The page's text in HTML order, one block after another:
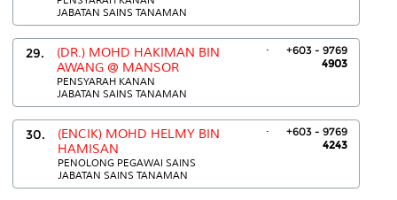
JABATAN SAINS TANAMAN
29.
(DR.) MOHD HAKIMAN BIN
AWANG @ MANSOR
PENSYARAH KANAN
JABATAN SAINS TANAMAN
.
+603 - 9769
4903
30.
(ENCIK) MOHD HELMY BIN
HAMISAN
PENOLONG PEGAWAI SAINS
JABATAN SAINS TANAMAN
.
+603 - 9769
4243